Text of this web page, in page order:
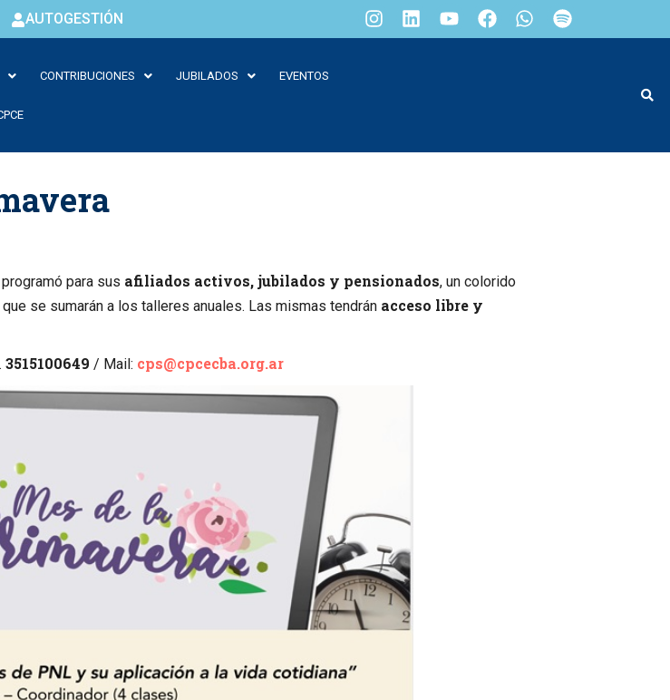
AUTOGESTIÓN
CONTRIBUCIONES JUBILADOS EVENTOS
programó para sus afiliados activos, jubilados y pensionados, un colorido
que se sumarán a los talleres anuales. Las mismas tendrán acceso libre y
3515100649 / Mail: cps@cpcecba.org.ar